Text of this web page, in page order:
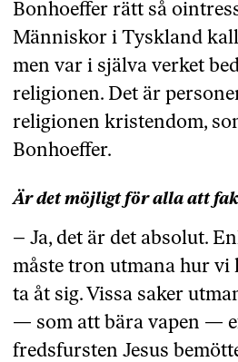
Bonhoeffer rätt så
Människor i Tyskland
men var i själva verket
religionen. Det är
religionen kristendom,
Bonhoeffer.
Är det möjligt för alla att
– Ja, det är det absolut.
måste tron utmana hur vi
ta åt sig. Vissa saker
— som att bära vapen —
fredsfursten Jesus